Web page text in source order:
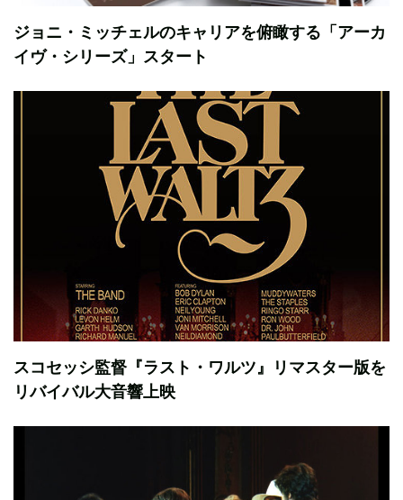
ジョニ・ミッチェルのキャリアを俯瞰する「アーカ
イヴ・シリーズ」スタート
スコセッシ監督『ラスト・ワルツ』リマスター版を
リバイバル大音響上映